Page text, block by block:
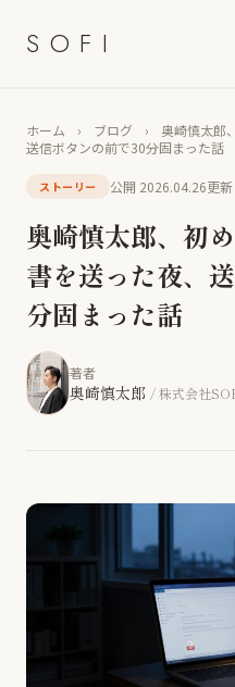
SOFI
ホーム › ブログ ›
奥崎慎太郎
送信ボタンの前で30分固まった話
ストーリー 公開 2026.04.26更
奥崎慎太郎、初
書を送った夜、
分固まった話
著者
奥崎慎太郎 / 株式会社